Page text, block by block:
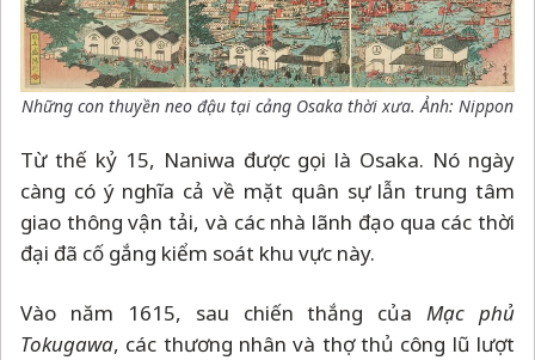
Những con thuyền neo đậu tại cảng Osaka thời xưa. Ảnh: Nippon
Từ thế kỷ 15, Naniwa được gọi là Osaka. Nó ngày
càng có ý nghĩa cả về mặt quân sự lẫn trung tâm
giao thông vận tải, và các nhà lãnh đạo qua các thời
đại đã cố gắng kiểm soát khu vực này.
Vào năm 1615, sau chiến thắng củaMạc phủ
Tokugawa, các thương nhân và thợ thủ công lũ lượt